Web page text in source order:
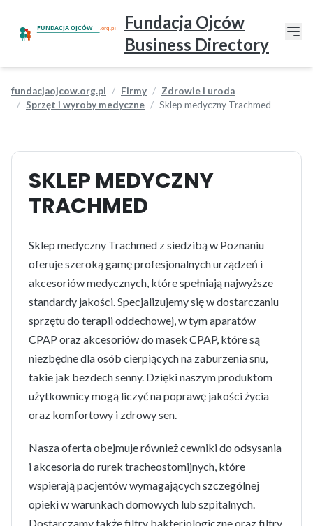
Fundacja Ojców
Business Directory
fundacjaojcow.org.pl Firmy
Zdrowie i uroda
Sprzęt i wyroby medyczne
Sklep medyczny Trachmed
SKLEP MEDYCZNY
TRACHMED
Sklep medyczny Trachmed z siedzibą w Poznaniu
oferuje szeroką gamę profesjonalnych urządzeń i
akcesoriów medycznych, które spełniają najwyższe
standardy jakości. Specjalizujemy się w dostarczaniu
sprzętu do terapii oddechowej, w tym aparatów
CPAP oraz akcesoriów do masek CPAP, które są
niezbędne dla osób cierpiących na zaburzenia snu,
takie jak bezdech senny. Dzięki naszym produktom
użytkownicy mogą liczyć na poprawę jakości życia
oraz komfortowy i zdrowy sen.
Nasza oferta obejmuje również cewniki do odsysania
i akcesoria do rurek tracheostomijnych, które
wspierają pacjentów wymagających szczególnej
opieki w warunkach domowych lub szpitalnych.
Dostarczamy także filtry bakteriologiczne oraz filtry